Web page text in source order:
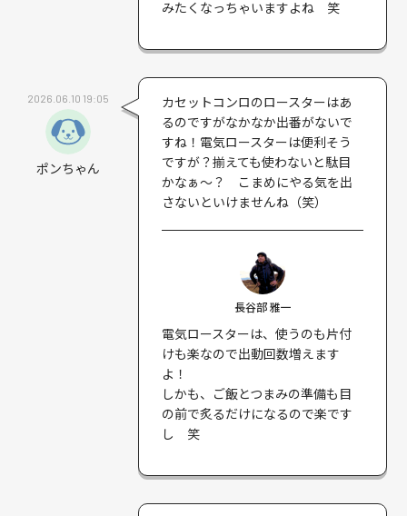
みたくなっちゃいますよね 笑
2026.06.10 19:05
ポンちゃん
カセットコンロのロースターはあ
るのですがなかなか出番がないで
すね！電気ロースターは便利そう
ですが？揃えても使わないと駄目
かなぁ～？ こまめにやる気を出
さないといけませんね（笑）
長谷部 雅一
電気ロースターは、使うのも片付
けも楽なので出動回数増えます
よ！
しかも、ご飯とつまみの準備も目
の前で炙るだけになるので楽です
し 笑